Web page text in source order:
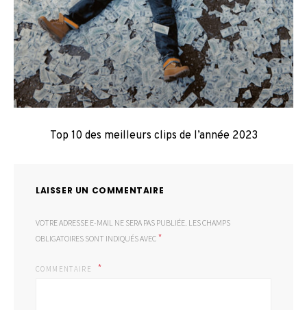
Top 10 des meilleurs clips de l’année 2023
LAISSER UN COMMENTAIRE
VOTRE ADRESSE E-MAIL NE SERA PAS PUBLIÉE. LES CHAMPS
OBLIGATOIRES SONT INDIQUÉS AVEC *
COMMENTAIRE